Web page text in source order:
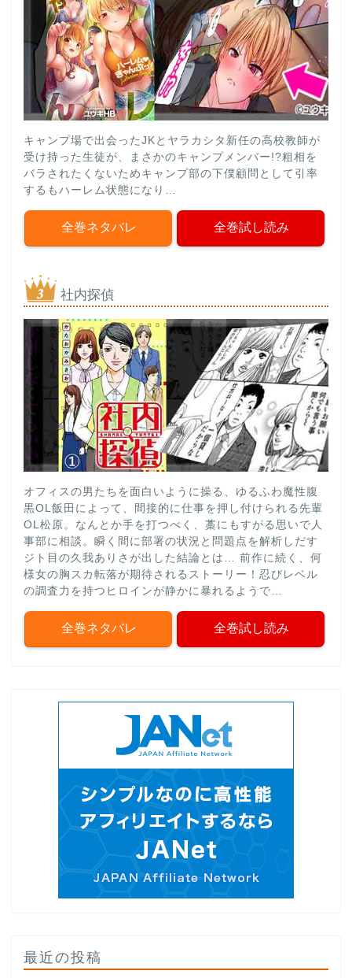
キャンプ場で出会ったJKとヤラカシタ新任の高校教師が
受け持った生徒が、まさかのキャンプメンバー!?粗相を
バラされたくないためキャンプ部の下僕顧問として引率
するもハーレム状態になり…
全巻ネタバレ 全巻試し読み
社内探偵
オフィスの男たちを面白いように操る、ゆるふわ魔性腹
黒OL飯田によって、間接的に仕事を押し付けられる先輩
OL松原。なんとか手を打つべく、藁にもすがる思いで人
事部に相談。瞬く間に部署の状況と問題点を解析しだす
ジト目の久我ありさが出した結論とは… 前作に続く、何
様女の胸スカ転落が期待されるストーリー！忍びレベル
の調査力を持つヒロインが静かに暴れるようで…
全巻ネタバレ 全巻試し読み
最近の投稿